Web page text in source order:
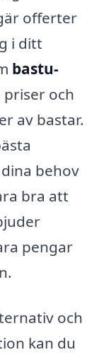
offerter
i ditt
bastu-
och
av bastar.
behov
bra att
pengar
och
kan du